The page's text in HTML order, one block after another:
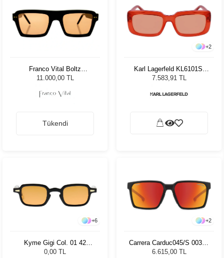
Franco Vital Boltz
BLK/BLK Unisex Güneş
Gözlüğü
11.000,00 TL
Tükendi
+2
Karl Lagerfeld KL6101S-
800 Orange Kadın Güneş
Gözlüğü
7.583,91 TL
+6
Kyme Gigi Col. 01 42
Unisex Güneş Gözlüğü
0,00 TL
+2
Carrera Carduc045/S 00356
Erkek Güneş Gözlüğü
6.615,00 TL